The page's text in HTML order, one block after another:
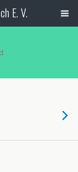
E. V.